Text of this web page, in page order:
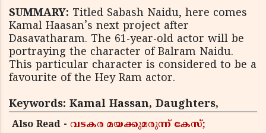
SUMMARY: Titled Sabash Naidu, here comes
Kamal Haasan’s next project after
Dasavatharam. The 61-year-old actor will be
portraying the character of Balram Naidu.
This particular character is considered to be a
favourite of the Hey Ram actor.
Keywords: Kamal Hassan, Daughters,
Also Read - വടകര മയക്കുമരുന്ന് കേസ്;